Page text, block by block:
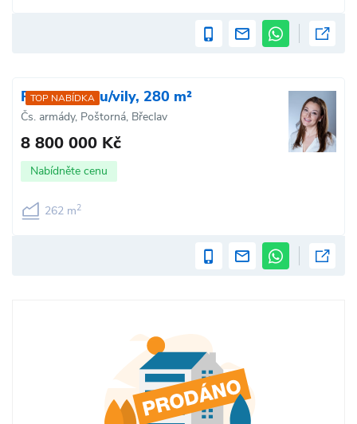
TOP NABÍDKA
Prodej domu/vily, 280 m²
Čs. armády, Poštorná, Břeclav
8 800 000 Kč
Nabídněte cenu
262 m2